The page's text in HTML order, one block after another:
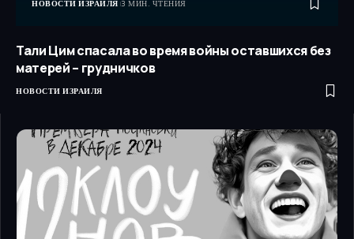
НОВОСТИ ИЗРАИЛЯ 3 МИН. ЧТЕНИЯ
Тали Цим спасала во время войны оставшихся без
матерей – грудничков
НОВОСТИ ИЗРАИЛЯ